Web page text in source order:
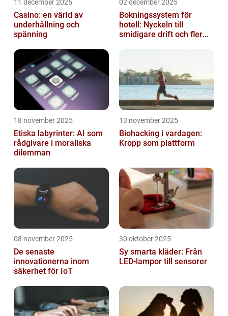
11 december 2025
Casino: en värld av
underhållning och
spänning
02 december 2025
Bokningssystem för
hotell: Nyckeln till
smidigare drift och fler
18 november 2025
Etiska labyrinter: AI som
rådgivare i moraliska
dilemman
13 november 2025
Biohacking i vardagen:
Kropp som plattform
08 november 2025
De senaste
innovationerna inom
säkerhet för IoT
30 oktober 2025
Sy smarta kläder: Från
LED-lampor till sensorer